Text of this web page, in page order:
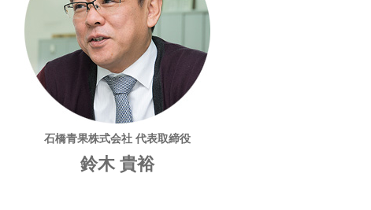
石橋青果株式会社 代表取締役
鈴木 貴裕